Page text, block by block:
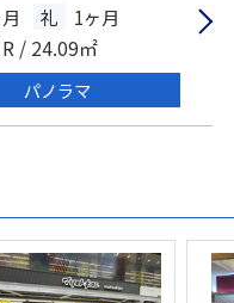
礼 1ヶ月
/ 24.09㎡
パノラマ